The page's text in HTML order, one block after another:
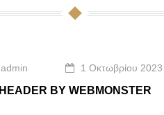
admin 1 Οκτωβρίου 2023
HEADER BY WEBMONSTER